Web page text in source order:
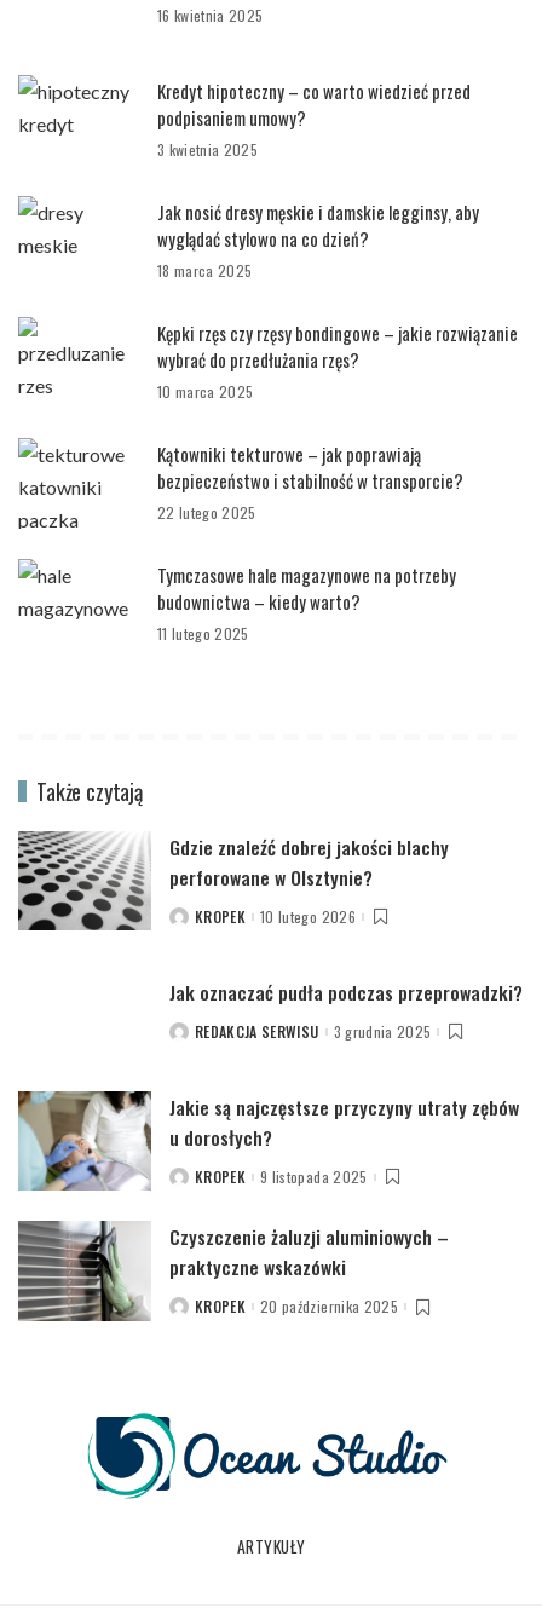
16 kwietnia 2025
Kredyt hipoteczny – co warto wiedzieć przed
podpisaniem umowy?
3 kwietnia 2025
Jak nosić dresy męskie i damskie legginsy, aby
wyglądać stylowo na co dzień?
18 marca 2025
Kępki rzęs czy rzęsy bondingowe – jakie rozwiązanie
wybrać do przedłużania rzęs?
10 marca 2025
Kątowniki tekturowe – jak poprawiają
bezpieczeństwo i stabilność w transporcie?
22 lutego 2025
Tymczasowe hale magazynowe na potrzeby
budownictwa – kiedy warto?
11 lutego 2025
Także czytają
Gdzie znaleźć dobrej jakości blachy
perforowane w Olsztynie?
POSTEDKROPEK 10 lutego 2026
Jak oznaczać pudła podczas przeprowadzki?
POSTEDREDAKCJA SERWISU 3 grudnia 2025
Jakie są najczęstsze przyczyny utraty zębów
u dorosłych?
POSTEDKROPEK 9 listopada 2025
Czyszczenie żaluzji aluminiowych –
praktyczne wskazówki
POSTEDKROPEK 20 października 2025
ARTYKUŁY